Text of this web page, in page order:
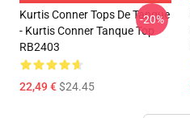
Kurtis Conner Tops De Tanque
- Kurtis Conner Tanque Top
RB2403
22,49 €$24.45
-20%